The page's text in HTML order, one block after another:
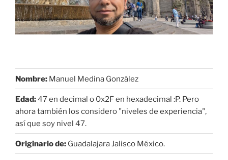
Nombre: Manuel Medina González
Edad:47 en decimal o 0x2F en hexadecimal :P. Pero
ahora también los considero "niveles de experiencia",
así que soy nivel 47.
Originario de: Guadalajara Jalisco México.